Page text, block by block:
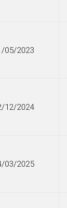
05/2023
12/2024
03/2025